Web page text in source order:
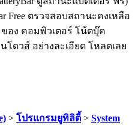
Free ตรวจสอบสถานะคงเหลือ
ของ คอมพิวเตอร์ โน้ตบุ๊ค
ดวส์ อย่างละเอียด โหลดเลย
> โปรแกรมยูทิลิตี้ > System